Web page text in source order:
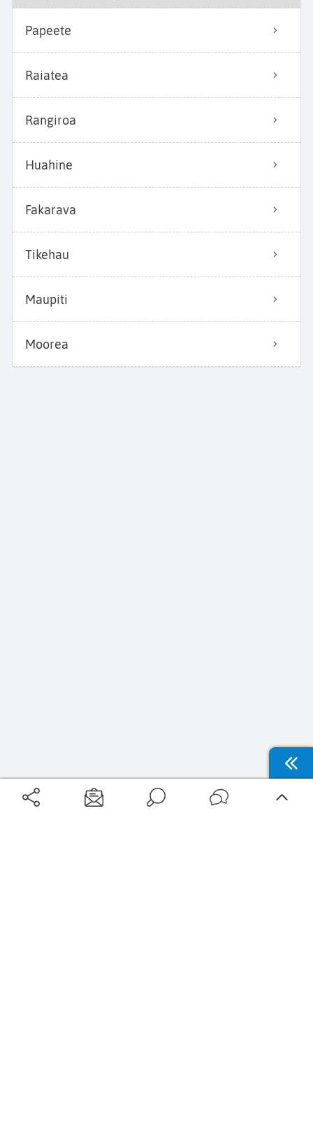
Papeete
Raiatea
Rangiroa
Huahine
Fakarava
Tikehau
Maupiti
Moorea